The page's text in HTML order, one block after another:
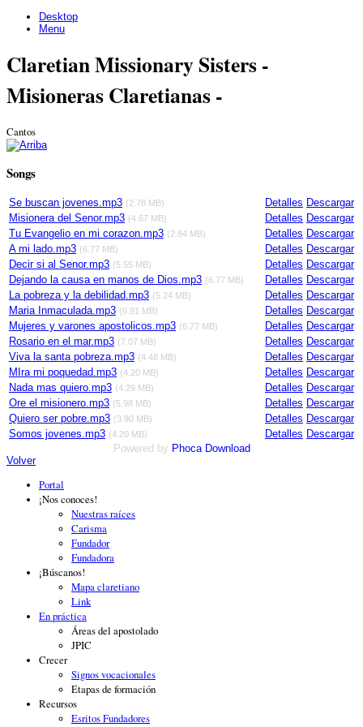
Desktop
Menu
Claretian Missionary Sisters -
Misioneras Claretianas -
Cantos
Songs
Se buscan jovenes.mp3 (2.78 MB) Detalles Descargar
Misionera del Senor.mp3 (4.67 MB) Detalles Descargar
Tu Evangelio en mi corazon.mp3 (2.84 MB) Detalles Descargar
A mi lado.mp3 (6.77 MB) Detalles Descargar
Decir si al Senor.mp3 (5.55 MB) Detalles Descargar
Dejando la causa en manos de Dios.mp3 (6.77 MB) Detalles Descargar
La pobreza y la debilidad.mp3 (5.24 MB) Detalles Descargar
Maria Inmaculada.mp3 (6.91 MB) Detalles Descargar
Mujeres y varones apostolicos.mp3 (6.77 MB) Detalles Descargar
Rosario en el mar.mp3 (7.07 MB) Detalles Descargar
Viva la santa pobreza.mp3 (4.48 MB) Detalles Descargar
MIra mi poquedad.mp3 (4.20 MB) Detalles Descargar
Nada mas quiero.mp3 (4.29 MB) Detalles Descargar
Ore el misionero.mp3 (5.98 MB) Detalles Descargar
Quiero ser pobre.mp3 (3.90 MB) Detalles Descargar
Somos jovenes.mp3 (4.20 MB) Detalles Descargar
Powered by Phoca Download
Volver
Portal
¡Nos conoces!
Nuestras raíces
Carisma
Fundador
Fundadora
¡Búscanos!
Mapa claretiano
Link
En práctica
Áreas del apostolado
JPIC
Crecer
Signos vocacionales
Etapas de formación
Recursos
Esritos Fundadores